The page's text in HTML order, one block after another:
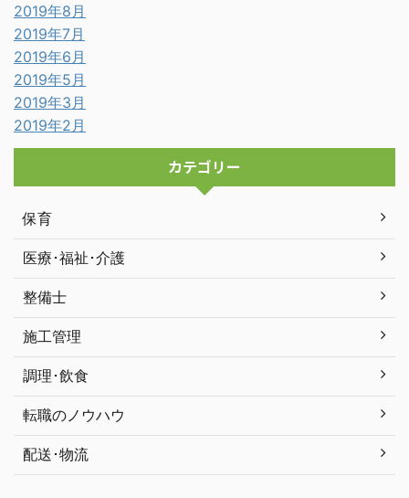
2019年8月
2019年7月
2019年6月
2019年5月
2019年3月
2019年2月
カテゴリー
保育
医療･福祉･介護
整備士
施工管理
調理･飲食
転職のノウハウ
配送･物流